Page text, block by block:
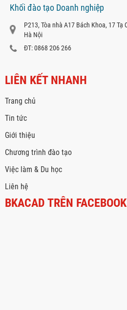
Khối đào tạo Doanh nghiệp
P213, Tòa nhà A17 Bách Khoa, 17 Tạ
Hà Nội
ĐT: 0868 206 266
LIÊN KẾT NHANH
Trang chủ
Tin tức
Giới thiệu
Chương trình đào tạo
Việc làm & Du học
Liên hệ
BKACAD TRÊN FACEBOOK